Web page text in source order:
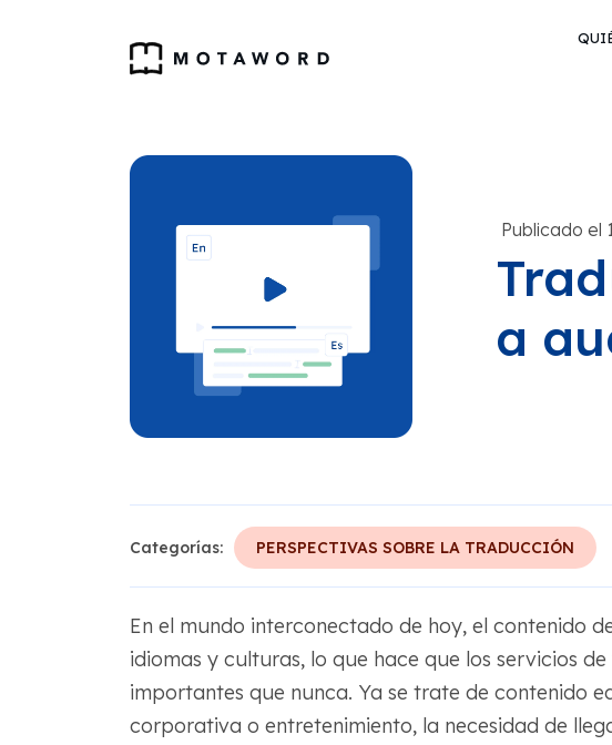
Publicado el
a
Categorías: PERSPECTIVAS SOBRE LA TRADUCCIÓN
En el mundo interconectado de hoy, el contenido
idiomas y culturas, lo que hace que los servicios
importantes que nunca. Ya se trate de contenido
corporativa o entretenimiento, la necesidad de